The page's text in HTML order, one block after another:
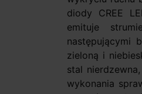
diody CREE
emituje
następującymi
zieloną i
stal
wykonania